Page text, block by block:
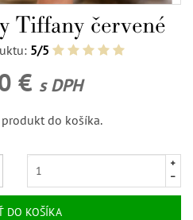
Tiffany červené
5/5
€ s DPH
do košíka.
DO KOŠÍKA